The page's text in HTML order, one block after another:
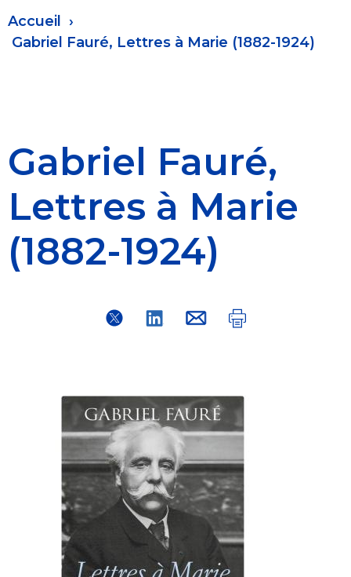
Fil
d'Ariane
Accueil
Gabriel Fauré, Lettres à Marie (1882-1924)
Gabriel Fauré,
Lettres à Marie
(1882-1924)